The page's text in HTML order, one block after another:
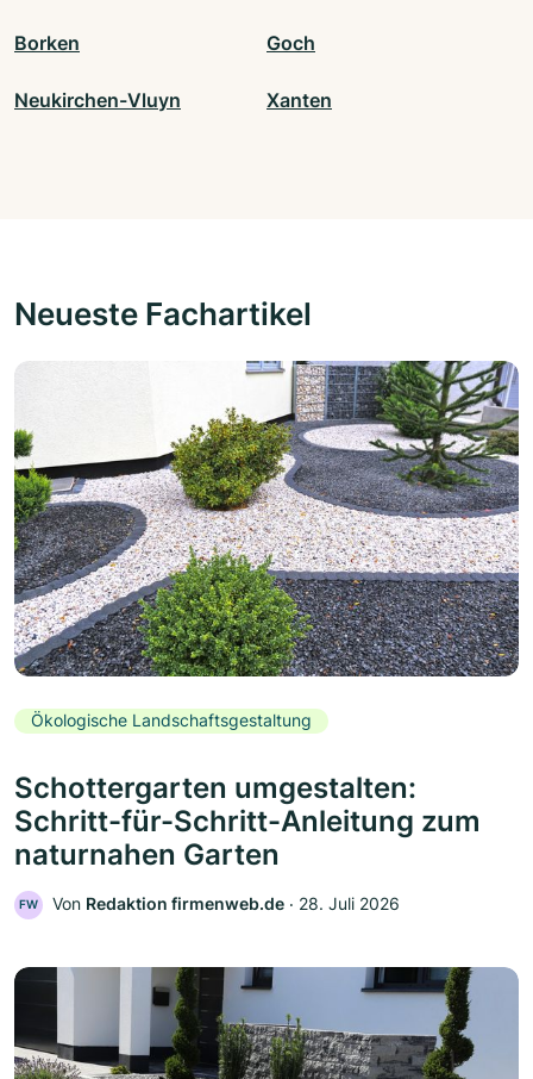
Borken Goch
Neukirchen-Vluyn Xanten
Neueste Fachartikel
Ökologische Landschaftsgestaltung
Schottergarten umgestalten:
Schritt-für-Schritt-Anleitung zum
naturnahen Garten
FW Von Redaktion firmenweb.de ‧ 28. Juli 2026